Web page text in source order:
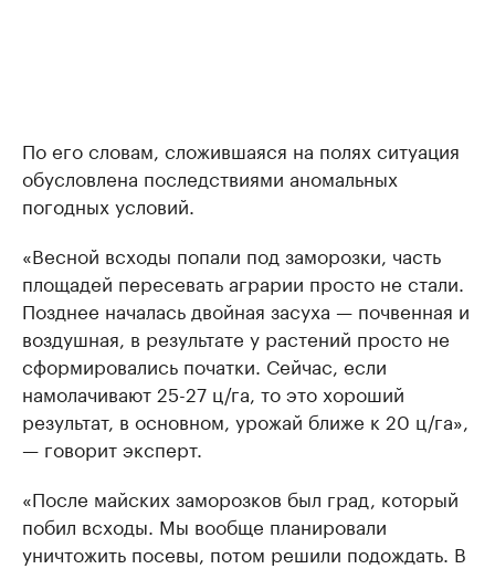
По его словам, сложившаяся на полях ситуация
обусловлена последствиями аномальных
погодных условий.
«Весной всходы попали под заморозки, часть
площадей пересевать аграрии просто не стали.
Позднее началась двойная засуха — почвенная и
воздушная, в результате у растений просто не
сформировались початки. Сейчас, если
намолачивают 25-27 ц/га, то это хороший
результат, в основном, урожай ближе к 20 ц/га»,
— говорит эксперт.
«После майских заморозков был град, который
побил всходы. Мы вообще планировали
уничтожить посевы, потом решили подождать. В